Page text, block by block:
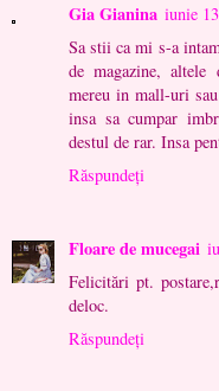
Gia Gianina iunie
Sa stii ca mi s-a
de magazine, altele
mereu in mall-uri
insa sa cumpar
destul de rar. Insa
Răspundeți
Floare de mucegai
Felicitări pt.
deloc.
Răspundeți